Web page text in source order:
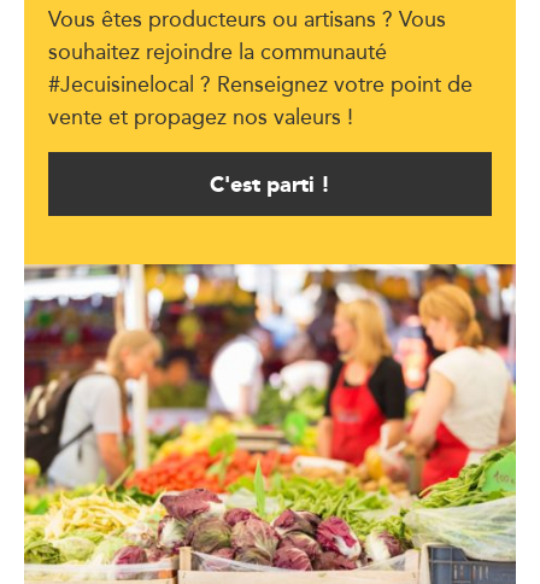
Vous êtes producteurs ou artisans ? Vous
souhaitez rejoindre la communauté
#Jecuisinelocal ? Renseignez votre point de
vente et propagez nos valeurs !
C'est parti !